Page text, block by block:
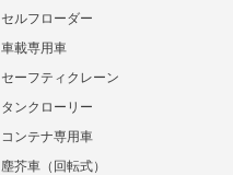
セルフローダー
車載専用車
セーフティクレーン
タンクローリー
コンテナ専用車
塵芥車（回転式）